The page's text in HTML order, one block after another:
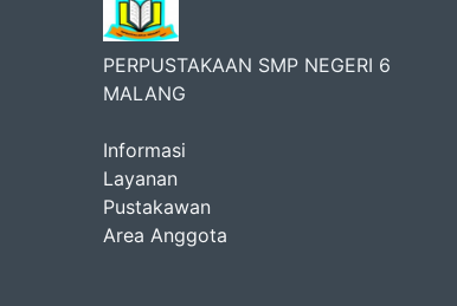
PERPUSTAKAAN SMP NEGERI 6
MALANG
Informasi
Layanan
Pustakawan
Area Anggota